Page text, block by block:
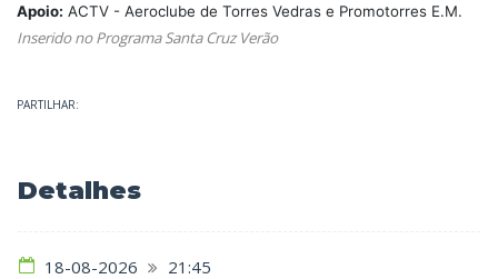
Apoio: ACTV - Aeroclube de Torres Vedras e Promotorres E.M.
Inserido no Programa Santa Cruz Verão
PARTILHAR:
Detalhes
18-08-2026
21:45